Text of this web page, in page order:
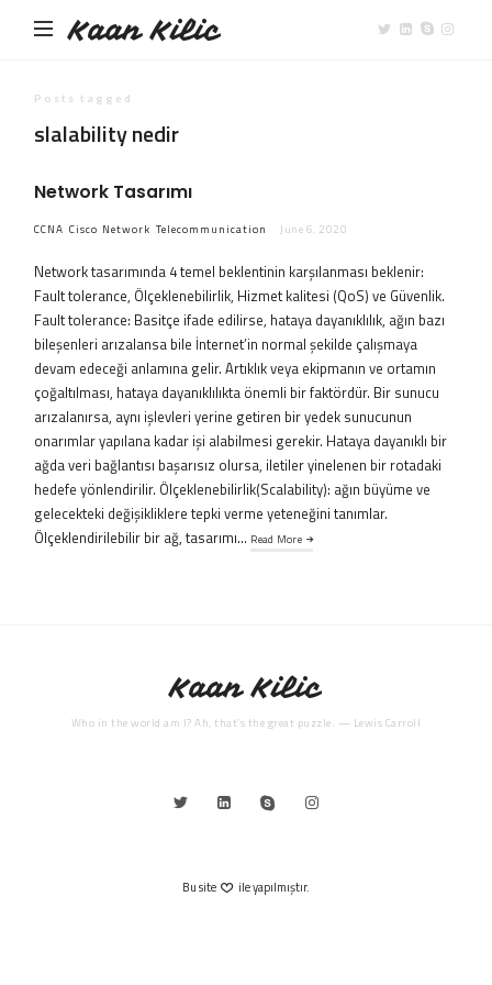
Kaan Kilic
Posts tagged
slalability nedir
Network Tasarımı
CCNA Cisco Network Telecommunication June 6, 2020
Network tasarımında 4 temel beklentinin karşılanması beklenir:
Fault tolerance, Ölçeklenebilirlik, Hizmet kalitesi (QoS) ve Güvenlik.
Fault tolerance: Basitçe ifade edilirse, hataya dayanıklılık, ağın bazı
bileşenleri arızalansa bile İnternet’in normal şekilde çalışmaya
devam edeceği anlamına gelir. Artıklık veya ekipmanın ve ortamın
çoğaltılması, hataya dayanıklılıkta önemli bir faktördür. Bir sunucu
arızalanırsa, aynı işlevleri yerine getiren bir yedek sunucunun
onarımlar yapılana kadar işi alabilmesi gerekir. Hataya dayanıklı bir
ağda veri bağlantısı başarısız olursa, iletiler yinelenen bir rotadaki
hedefe yönlendirilir. Ölçeklenebilirlik(Scalability): ağın büyüme ve
gelecekteki değişikliklere tepki verme yeteneğini tanımlar.
Ölçeklendirilebilir bir ağ, tasarımı… Read More
Kaan Kilic
Who in the world am I? Ah, that’s the great puzzle. — Lewis Carroll
Bu site ile yapılmıştır.